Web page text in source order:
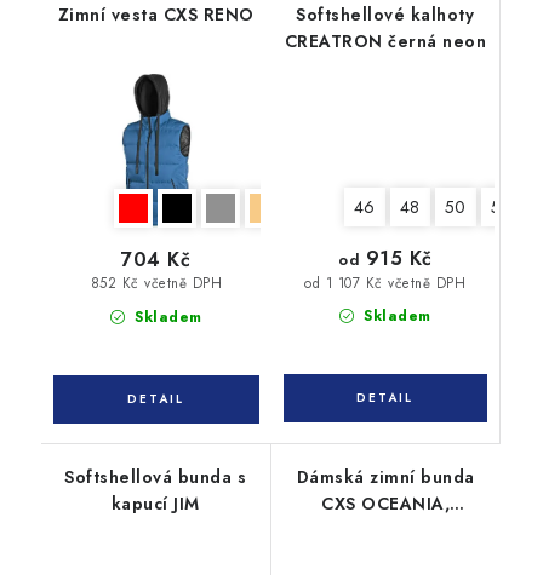
Zimní vesta CXS RENO
Skladem
852 Kč včetně DPH
704 Kč
Softshellové kalhoty
CREATRON černá neon
46 48 50 52
Skladem
od 1 107 Kč včetně DPH
od 915 Kč
Softshellová bunda s
kapucí JIM
Dámská zimní bunda
CXS OCEANIA,